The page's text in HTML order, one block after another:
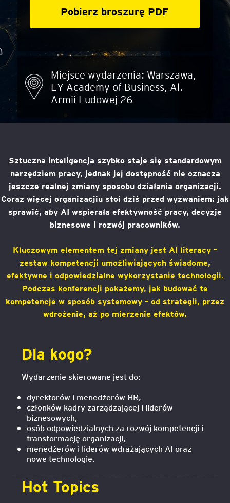
Pobierz broszurę PDF
Miejsce wydarzenia: Warszawa,
EY Academy of Business, Al.
Armii Ludowej 26
Sztuczna inteligencja szybko staje się standardowym
narzędziem pracy, jednak jej dostępność nie oznacza
jeszcze realnej zmiany sposobu działania organizacji.
Coraz więcej organizacjiu stoi dziś przed wyzwaniem: jak
sprawić, aby AI wspierała efektywność pracy, decyzje
biznesowe i rozwój pracowników.
Kluczowym elementem tej zmiany jest AI literacy –
zestaw kompetencji umożliwiających świadome,
efektywne i odpowiedzialne wykorzystanie technologii.
Podczas konferencji pokażemy, jak budować te
kompetencje w sposób systemowy – od strategii, przez
wdrożenie, aż po mierzenie efektów.
Dla kogo?
Wydarzenie skierowane jest do:
dyrektorów i menedżerów HR,
członków kadry zarządzającej i liderów
biznesowych,
osób odpowiedzialnych za rozwój kompetencji i
transformację organizacji,
menedżerów i liderów wdrażających AI oraz
nowe technologie.
Hot Topics